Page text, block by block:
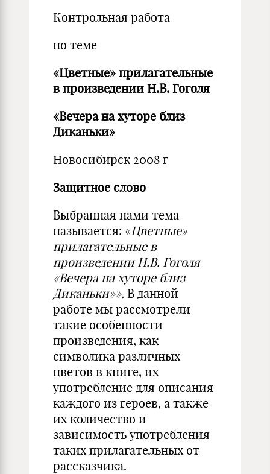
Контрольная работа
по теме
«Цветные» прилагательные
в произведении Н.В. Гоголя
«Вечера на хуторе близ
Диканьки»
Новосибирск 2008 г
Защитное слово
Выбранная нами тема
называется: «Цветные»
прилагательные в
произведении Н.В. Гоголя
«Вечера на хуторе близ
Диканьки»». В данной
работе мы рассмотрели
такие особенности
произведения, как
символика различных
цветов в книге, их
употребление для описания
каждого из героев, а также
их количество и
зависимость употребления
таких прилагательных от
рассказчика.